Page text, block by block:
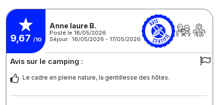
9,67 /10
Anne laure B.
Posté le 18/05/2026
Séjour : 16/05/2026 - 17/05/2026
Avis sur le camping :
Le cadre en pleine nature, la gentillesse des hôtes.